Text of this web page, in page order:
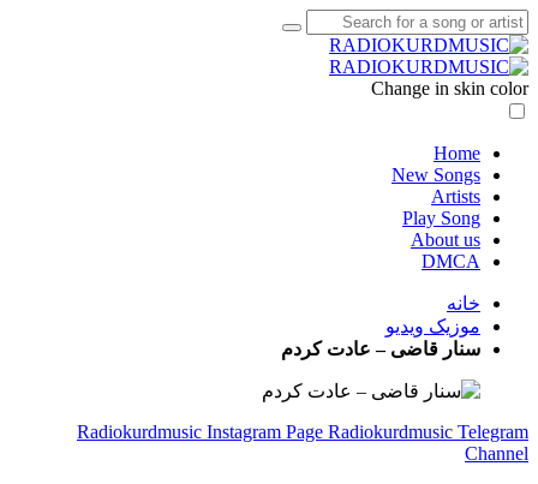
Change in skin color
Home
New Songs
Artists
Play Song
About us
DMCA
خانه
موزیک ویدیو
سنار قاضی – عادت کردم
Radiokurdmusic Instagram Page Radiokurdmusic Telegram
Channel